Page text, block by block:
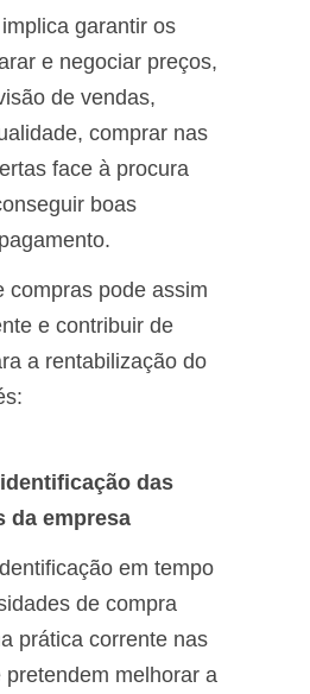
garantir os
e negociar preços,
de vendas,
comprar nas
face à procura
boas
compras pode assim
e contribuir de
a rentabilização do
das
da empresa
em tempo
de compra
prática corrente nas
melhorar a